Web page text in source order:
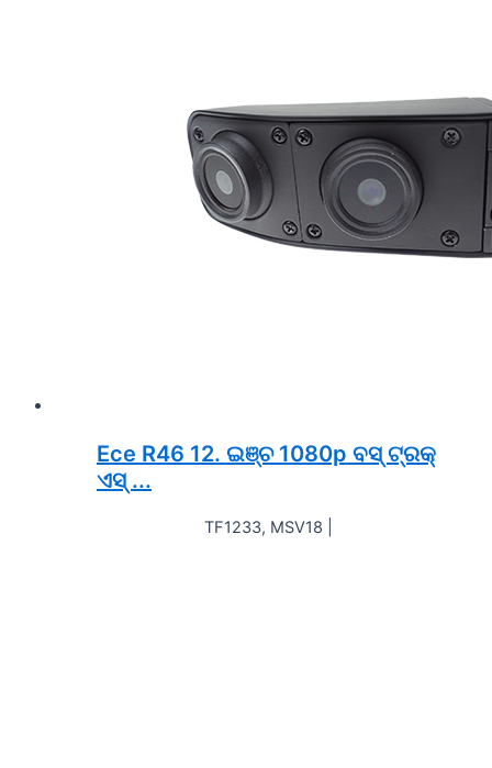
Ece R46 12. ଇଞ୍ଚ 1080p ବସ୍ ଟ୍ରକ୍
ଏସ୍ ...
TF1233, MSV18 |